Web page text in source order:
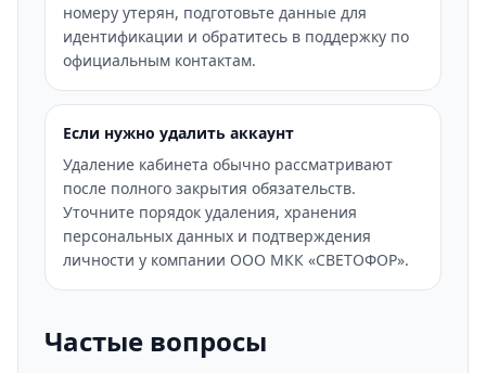
номеру утерян, подготовьте данные для
идентификации и обратитесь в поддержку по
официальным контактам.
Если нужно удалить аккаунт
Удаление кабинета обычно рассматривают
после полного закрытия обязательств.
Уточните порядок удаления, хранения
персональных данных и подтверждения
личности у компании ООО МКК «СВЕТОФОР».
Частые вопросы